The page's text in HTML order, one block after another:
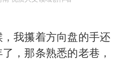
我攥着方向盘的手还
，那条熟悉的老巷，